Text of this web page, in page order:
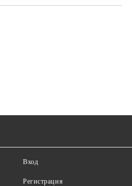
Вход
Регистрация